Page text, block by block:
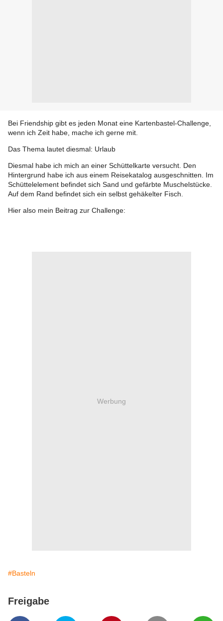
Bei Friendship gibt es jeden Monat eine Kartenbastel-Challenge,
wenn ich Zeit habe, mache ich gerne mit.
Das Thema lautet diesmal: Urlaub
Diesmal habe ich mich an einer Schüttelkarte versucht. Den
Hintergrund habe ich aus einem Reisekatalog ausgeschnitten. Im
Schüttelelement befindet sich Sand und gefärbte Muschelstücke.
Auf dem Rand befindet sich ein selbst gehäkelter Fisch.
Hier also mein Beitrag zur Challenge:
Werbung
#Basteln
Freigabe